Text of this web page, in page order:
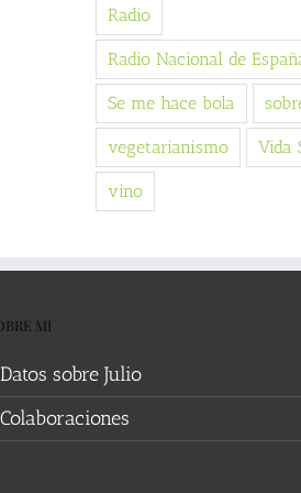
Radio
Radio Nacional de
Se me hace bola
vegetarianismo Vida
vino
MI
Datos sobre Julio
Colaboraciones